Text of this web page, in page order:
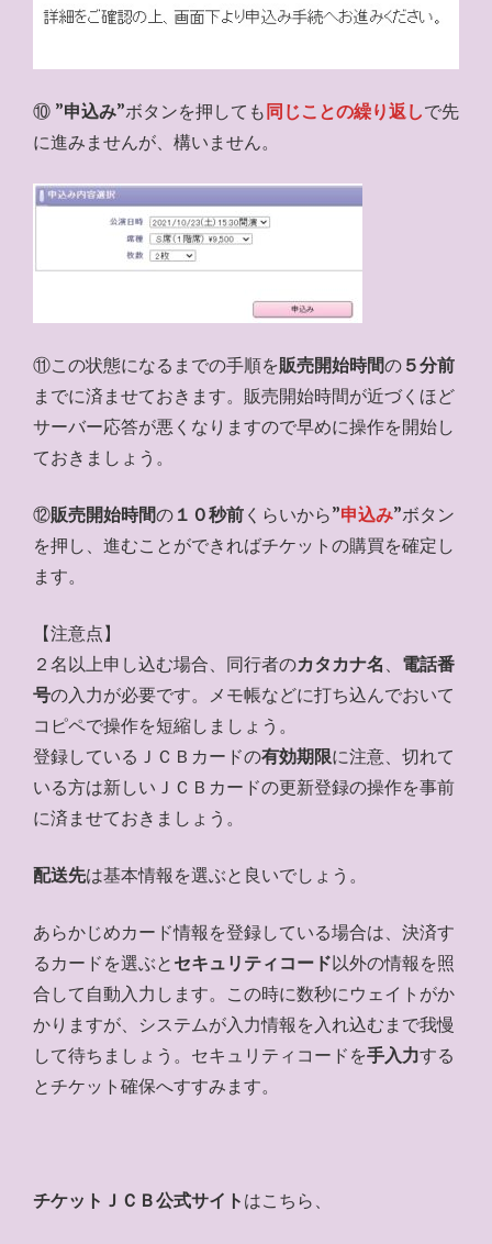
⑩ ”申込み”ボタンを押しても同じことの繰り返しで先
に進みませんが、構いません。
⑪この状態になるまでの手順を販売開始時間の ５分前
までに済ませておきます。販売開始時間が近づくほど
サーバー応答が悪くなりますので早めに操作を開始し
ておきましょう。
⑫販売開始時間の １０秒前 くらいから”申込み”ボタン
を押し、進むことができればチケットの購買を確定し
ます。
【注意点】
２名以上申し込む場合、同行者のカタカナ名
電話番
号の入力が必要です。メモ帳などに打ち込んでおいて
コピペで操作を短縮しましょう。
登録しているＪＣＢカードの有効期限に注意、切れて
いる方は新しいＪＣＢカードの更新登録の操作を事前
に済ませておきましょう。
配送先は基本情報を選ぶと良いでしょう。
あらかじめカード情報を登録している場合は、決済す
るカードを選ぶと セキュリティコード以外の情報を照
合して自動入力します。この時に数秒にウェイトがか
かりますが、システムが入力情報を入れ込むまで我慢
して待ちましょう。セキュリティコードを手入力する
とチケット確保へすすみます。
チケットＪＣＢ公式サイト はこちら、